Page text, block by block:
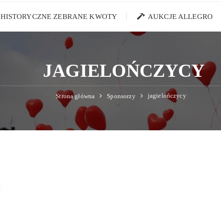
HISTORYCZNE ZEBRANE KWOTY AUKCJE ALLEGRO
JAGIELOŃCZYCY
Strona główna Sponsorzy jagielończycy